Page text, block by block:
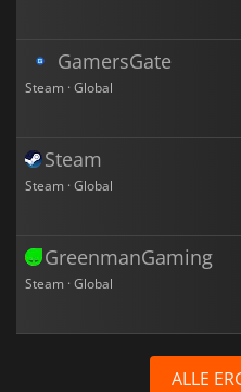
GamersGate
Steam · Global
Steam
Steam · Global
GreenmanGaming
Steam · Global
ALLE